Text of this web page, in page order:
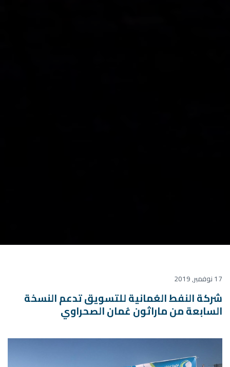
17 نوفمبر, 2019
شركة النفط العُمانية للتسويق تدعم النسخة
السابعة من ماراثون عُمان الصحراوي